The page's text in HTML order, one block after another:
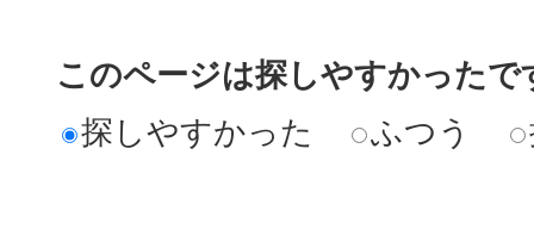
このページは探しやすかったで
探しやすかった
ふつう